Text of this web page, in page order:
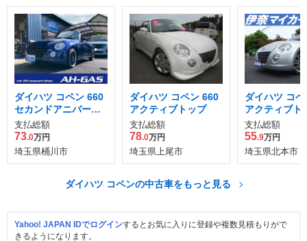
ダイハツ コペン 660
セカンドアニバーサ
リーエディション
支払総額
73.0万円
埼玉県桶川市
ダイハツ コペン 660
アクティブトップ
支払総額
78.0万円
埼玉県上尾市
ダイハツ コ
アクティブト
支払総額
55.9万円
埼玉県北本市
ダイハツ コペンの中古車をもっと見る
Yahoo! JAPAN IDでログインするとお気に入りに登録や複数見積もりがで
きるようになります。